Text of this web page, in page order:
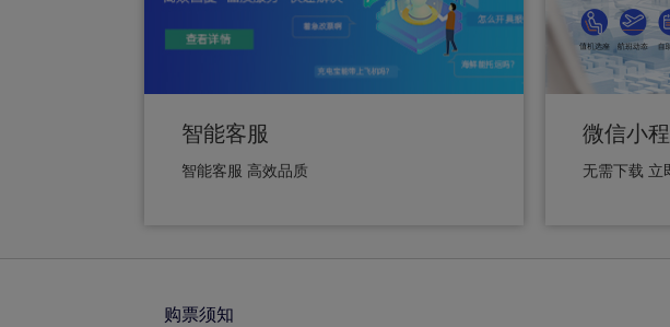
智能客服
智能客服 高效品质
微信小
无需下载 立
购票须知